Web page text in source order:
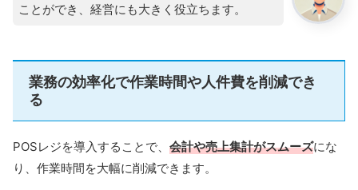
ことができ、経営にも大きく役立ちます。
業務の効率化で作業時間や人件費を削減でき
る
POSレジを導入することで、 会計や売上集計がスムーズにな
り、作業時間を大幅に削減できます。